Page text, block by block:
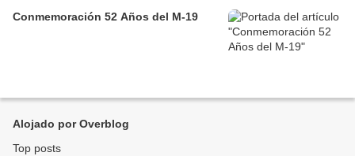
Conmemoración 52 Años del M-19
Alojado por Overblog
Top posts